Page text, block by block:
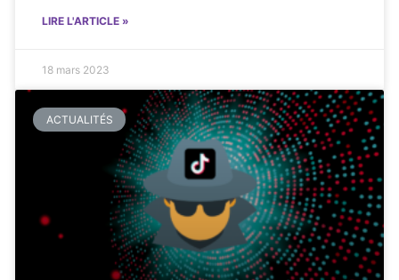
LIRE L'ARTICLE »
18 mars 2023
ACTUALITÉS